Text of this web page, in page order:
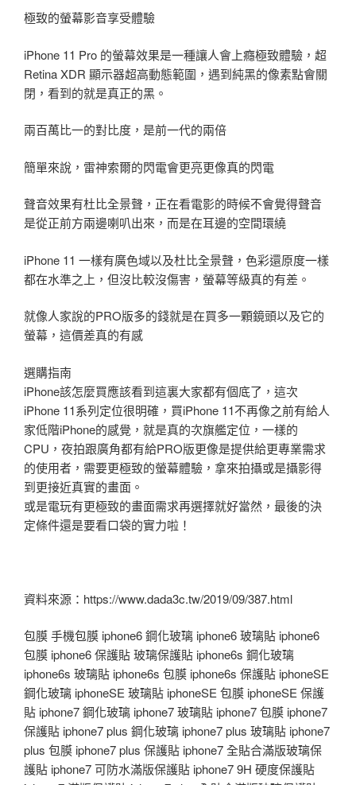
極致的螢幕影音享受體驗
iPhone 11 Pro 的螢幕效果是一種讓人會上癮極致體驗，超
Retina XDR 顯示器超高動態範圍，遇到純黑的像素點會關
閉，看到的就是真正的黑。
兩百萬比一的對比度，是前一代的兩倍
簡單來說，雷神索爾的閃電會更亮更像真的閃電
聲音效果有杜比全景聲，正在看電影的時候不會覺得聲音
是從正前方兩邊喇叭出來，而是在耳邊的空間環繞
iPhone 11 一樣有廣色域以及杜比全景聲，色彩還原度一樣
都在水準之上，但沒比較沒傷害，螢幕等級真的有差。
就像人家說的PRO版多的錢就是在買多一顆鏡頭以及它的
螢幕，這價差真的有感
選購指南
iPhone該怎麼買應該看到這裏大家都有個底了，這次
iPhone 11系列定位很明確，買iPhone 11不再像之前有給人
家低階iPhone的感覺，就是真的次旗艦定位，一樣的
CPU，夜拍跟廣角都有給PRO版更像是提供給更專業需求
的使用者，需要更極致的螢幕體驗，拿來拍攝或是攝影得
到更接近真實的畫面。
或是電玩有更極致的畫面需求再選擇就好當然，最後的決
定條件還是要看口袋的實力啦！
資料來源：https://www.dada3c.tw/2019/09/387.html
包膜 手機包膜 iphone6 鋼化玻璃 iphone6 玻璃貼 iphone6
包膜 iphone6 保護貼 玻璃保護貼 iphone6s 鋼化玻璃
iphone6s 玻璃貼 iphone6s 包膜 iphone6s 保護貼 iphoneSE
鋼化玻璃 iphoneSE 玻璃貼 iphoneSE 包膜 iphoneSE 保護
貼 iphone7 鋼化玻璃 iphone7 玻璃貼 iphone7 包膜 iphone7
保護貼 iphone7 plus 鋼化玻璃 iphone7 plus 玻璃貼 iphone7
plus 包膜 iphone7 plus 保護貼 iphone7 全貼合滿版玻璃保
護貼 iphone7 可防水滿版保護貼 iphone7 9H 硬度保護貼